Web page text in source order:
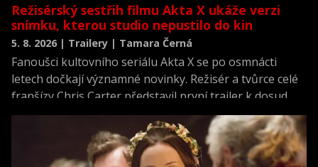
Režisérský sestřih filmu Akta X ukáže verzi
snímku, kterou studio nepustilo do kin
5. 8. 2026 | Trailery | Tamara Černá
Fanoušci kultovního seriálu Akta X se po osmnácti
letech dočkají významné novinky. Režisér a tvůrce celé
franšízy Chris Carter představil první trailer k dosud
neviděné režisérské verzi filmu Akta X: Chci uvěřit.